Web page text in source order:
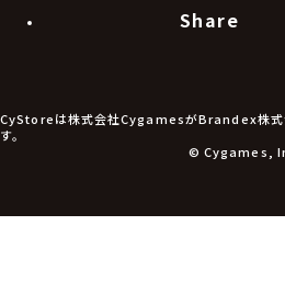
食品・飲料品
アパレル小物
アクセサリー
Share
CyStoreは株式会社CygamesがBrandex株式
す。
© Cygames,